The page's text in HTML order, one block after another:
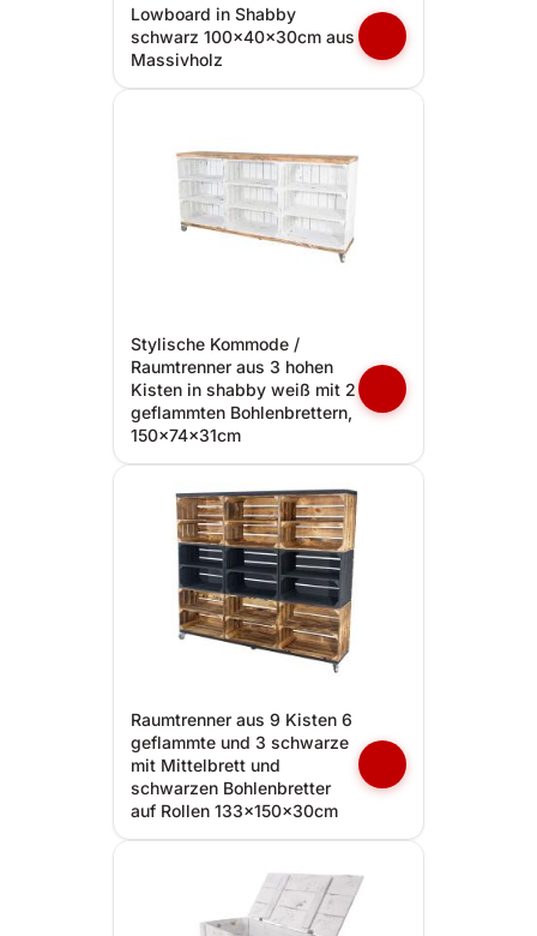
Lowboard in Shabby
schwarz 100x40x30cm aus
Massivholz
Stylische Kommode /
Raumtrenner aus 3 hohen
Kisten in shabby weiß mit 2
geflammten Bohlenbrettern,
150x74x31cm
Raumtrenner aus 9 Kisten 6
geflammte und 3 schwarze
mit Mittelbrett und
schwarzen Bohlenbretter
auf Rollen 133x150x30cm